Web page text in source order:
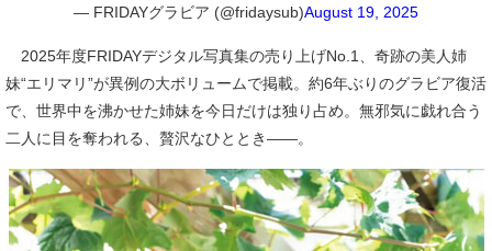
— FRIDAYグラビア (@fridaysub)August 19, 2025
2025年度FRIDAYデジタル写真集の売り上げNo.1、奇跡の美人姉
妹“エリマリ”が異例の大ボリュームで掲載。約6年ぶりのグラビア復活
で、世界中を沸かせた姉妹を今日だけは独り占め。無邪気に戯れ合う
二人に目を奪われる、贅沢なひととき――。